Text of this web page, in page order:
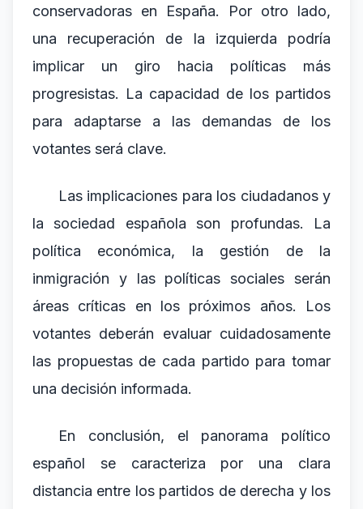
conservadoras en España. Por otro lado,
una recuperación de la izquierda podría
implicar un giro hacia políticas más
progresistas. La capacidad de los partidos
para adaptarse a las demandas de los
votantes será clave.
Las implicaciones para los ciudadanos y
la sociedad española son profundas. La
política económica, la gestión de la
inmigración y las políticas sociales serán
áreas críticas en los próximos años. Los
votantes deberán evaluar cuidadosamente
las propuestas de cada partido para tomar
una decisión informada.
En conclusión, el panorama político
español se caracteriza por una clara
distancia entre los partidos de derecha y los